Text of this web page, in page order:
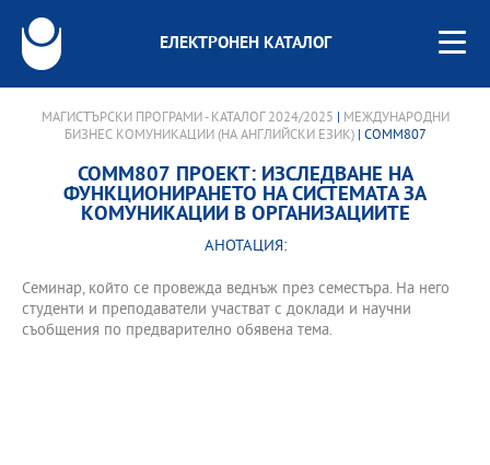
ЕЛЕКТРОНЕН КАТАЛОГ
МАГИСТЪРСКИ ПРОГРАМИ - КАТАЛОГ 2024/2025
МЕЖДУНАРОДНИ
БИЗНЕС КОМУНИКАЦИИ (НА АНГЛИЙСКИ ЕЗИК)| COMM807
COMM807 ПРОЕКТ: ИЗСЛЕДВАНЕ НА
ФУНКЦИОНИРАНЕТО НА СИСТЕМАТА ЗА
КОМУНИКАЦИИ В ОРГАНИЗАЦИИТЕ
АНОТАЦИЯ:
Семинар, който се провежда веднъж през семестъра. На него
студенти и преподаватели участват с доклади и научни
съобщения по предварително обявена тема.